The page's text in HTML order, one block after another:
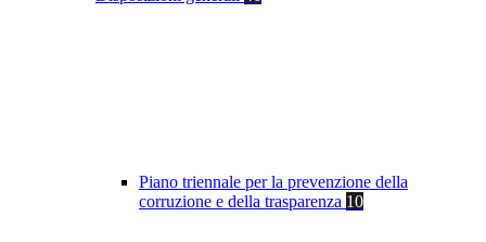
Piano triennale per la prevenzione della
corruzione e della trasparenza 10